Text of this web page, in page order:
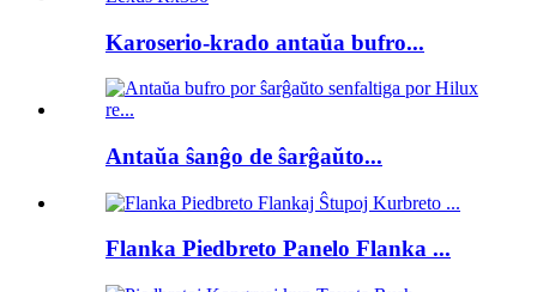
Karoserio-krado antaŭa bufro...
Antaŭa ŝanĝo de ŝarĝaŭto...
Flanka Piedbreto Panelo Flanka ...